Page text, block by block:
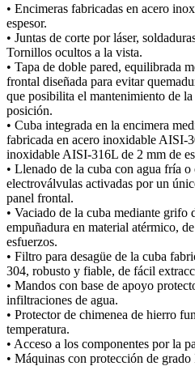
• Encimeras fabricadas en acero
espesor.
• Juntas de corte por láser,
Tornillos ocultos a la vista.
• Tapa de doble pared, equilibrada
frontal diseñada para evitar
que posibilita el mantenimiento de
posición.
• Cuba integrada en la encimera
fabricada en acero inoxidable AISI-
inoxidable AISI-316L de 2 mm de
• Llenado de la cuba con agua fría o
electroválvulas activadas por un
panel frontal.
• Vaciado de la cuba mediante grifo
empuñadura en material atérmico,
esfuerzos.
• Filtro para desagüe de la cuba
304, robusto y fiable, de fácil
• Mandos con base de apoyo
infiltraciones de agua.
• Protector de chimenea de hierro
temperatura.
• Acceso a los componentes por la
• Máquinas con protección de